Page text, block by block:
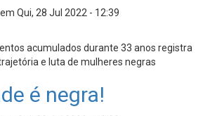
em Qui, 28 Jul 2022 - 12:39
acumulados durante 33 anos registra
e luta de mulheres negras
é negra!